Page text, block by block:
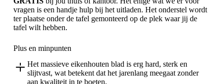
vragen is een handje hulp bij het uitladen. Het onderstel wordt
ter plaatse onder de tafel gemonteerd op de plek waar jij de
tafel wilt hebben.
Plus en minpunten
Het massieve eikenhouten blad is erg hard, sterk en
slijtvast, wat betekent dat het jarenlang meegaat zonder
aan kwaliteit in te boeten.